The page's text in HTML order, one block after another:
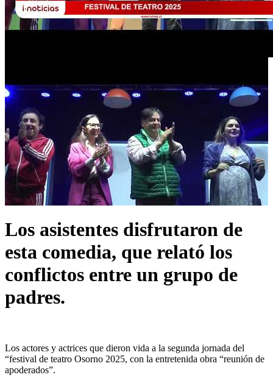
Los asistentes disfrutaron de
esta comedia, que relató los
conflictos entre un grupo de
padres.
Los actores y actrices que dieron vida a la segunda jornada del
“festival de teatro Osorno 2025, con la entretenida obra “reunión de
apoderados”.